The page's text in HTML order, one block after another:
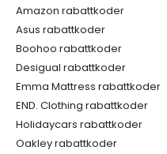
Amazon rabattkoder
Asus rabattkoder
Boohoo rabattkoder
Desigual rabattkoder
Emma Mattress rabattkoder
END. Clothing rabattkoder
Holidaycars rabattkoder
Oakley rabattkoder